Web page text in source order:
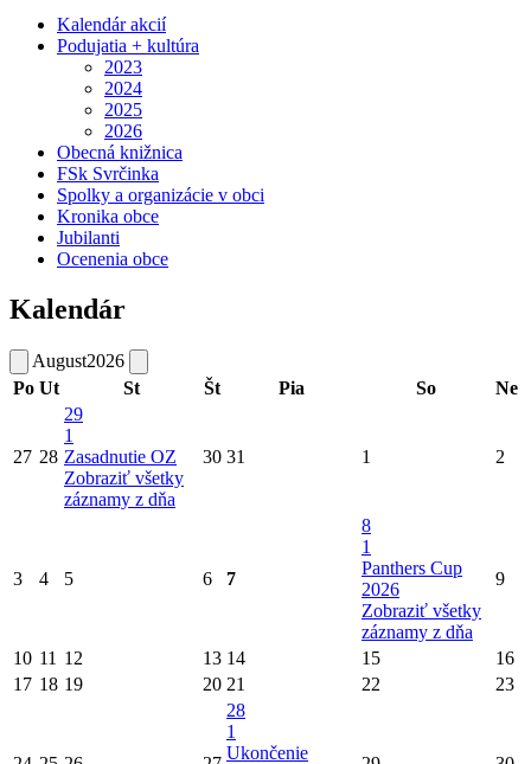
Kalendár akcií
Podujatia + kultúra
2023
2024
2025
2026
Obecná knižnica
FSk Svrčinka
Spolky a organizácie v obci
Kronika obce
Jubilanti
Ocenenia obce
Kalendár
August2026
Po Ut St Št Pia So Ne
27 28
29
1
Zasadnutie OZ
Zobraziť všetky
záznamy z dňa
30 31 1 2
3 4 5 6 7
8
1
Panthers Cup
2026
Zobraziť všetky
záznamy z dňa
9
10 11 12 13 14 15
16
17 18 19 20 21 22 23
28
1
Ukončenie